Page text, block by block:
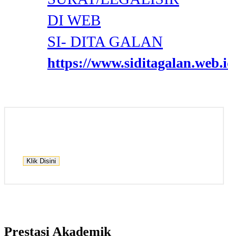
DI WEB
SI- DITA GALAN
https://
Klik Disini
Prestasi Akademik